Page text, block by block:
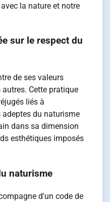
la nature et notre
sur le respect du
de ses valeurs
Cette pratique
liés à
adeptes du naturisme
dans sa dimension
esthétiques imposés
naturisme
d'un code de